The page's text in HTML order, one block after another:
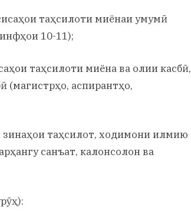
таҳсилоти миёнаи умумӣ
10-11);
таҳсилоти миёна ва олии касбӣ,
(магистрҳо, аспирантҳо,
таҳсилот, ходимони илмию
санъат, калонсолон ва